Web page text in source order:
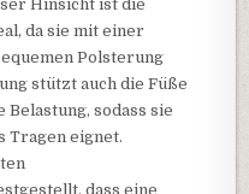
Hinsicht ist die
da sie mit einer
Polsterung
stützt auch die Füße
sodass sie
Tragen eignet.
dass eine